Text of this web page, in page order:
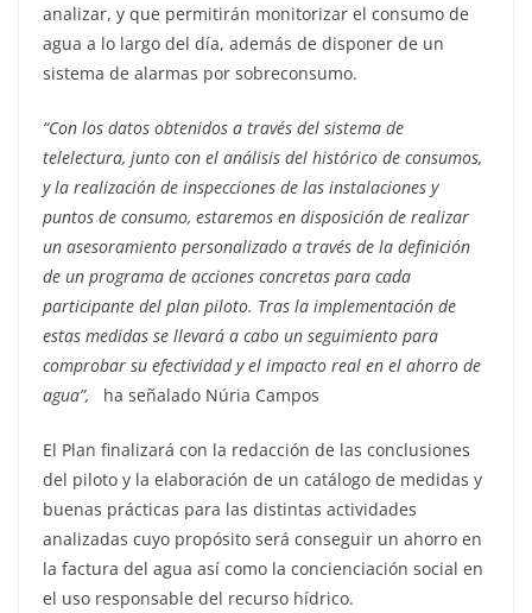
analizar, y que permitirán monitorizar el consumo de
agua a lo largo del día, además de disponer de un
sistema de alarmas por sobreconsumo.
“Con los datos obtenidos a través del sistema de
telelectura, junto con el análisis del histórico de consumos,
y la realización de inspecciones de las instalaciones y
puntos de consumo, estaremos en disposición de realizar
un asesoramiento personalizado a través de la definición
de un programa de acciones concretas para cada
participante del plan piloto. Tras la implementación de
estas medidas se llevará a cabo un seguimiento para
comprobar su efectividad y el impacto real en el ahorro de
agua”, ha señalado Núria Campos
El Plan finalizará con la redacción de las conclusiones
del piloto y la elaboración de un catálogo de medidas y
buenas prácticas para las distintas actividades
analizadas cuyo propósito será conseguir un ahorro en
la factura del agua así como la concienciación social en
el uso responsable del recurso hídrico.